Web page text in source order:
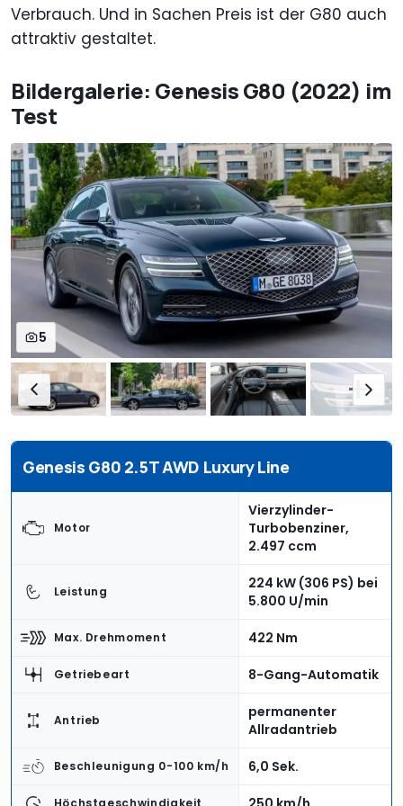
Verbrauch. Und in Sachen Preis ist der G80 auch
attraktiv gestaltet.
Bildergalerie: Genesis G80 (2022) im
Test
5
Genesis G80 2.5T AWD Luxury Line
Motor
Vierzylinder-
Turbobenziner,
2.497 ccm
Leistung
224 kW (306 PS) bei
5.800 U/min
Max. Drehmoment 422 Nm
Getriebeart 8-Gang-Automatik
Antrieb
permanenter
Allradantrieb
Beschleunigung 0-100 km/h 6,0 Sek.
Höchstgeschwindigkeit